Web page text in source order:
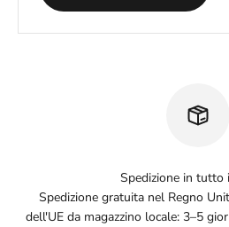
Spedizione in tutto
Spedizione gratuita nel Regno
dell'UE da magazzino locale: 3–5